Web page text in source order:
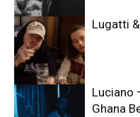
Lugatti
Luciano
Ghana